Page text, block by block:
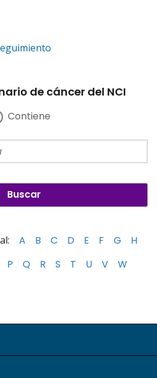
de cáncer del NCI
Contiene
A B C D E F G
H
P Q R S T U V
W